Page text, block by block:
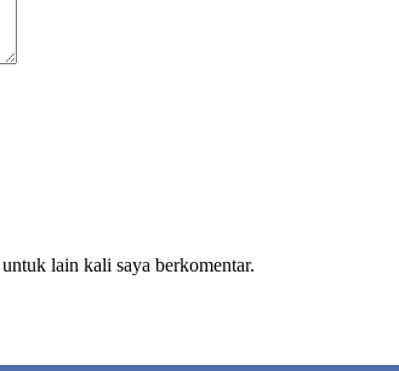
lain kali saya berkomentar.